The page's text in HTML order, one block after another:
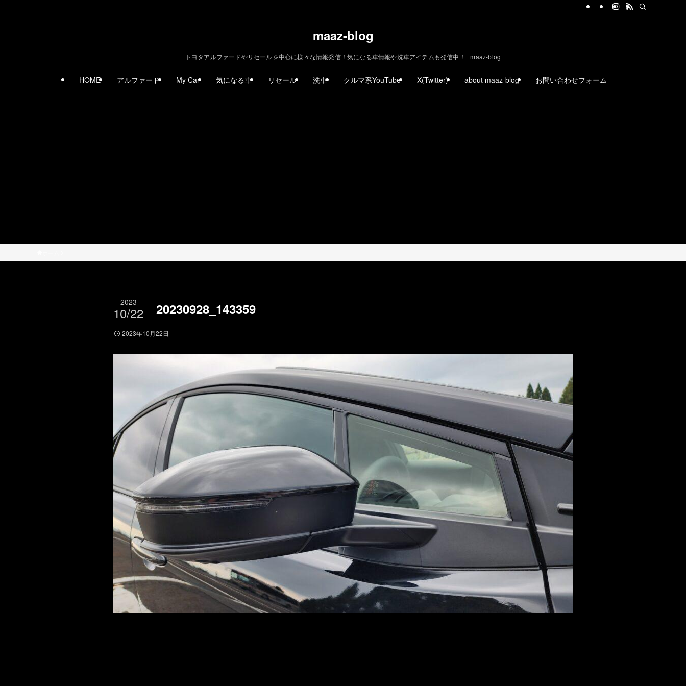
maaz-blog
トヨタアルファードやリセールを中心に様々な情報発信！気になる車情報や洗車アイテムも発信中！ | maaz-blog
HOME アルファード My Car 気になる車 リセール 洗車 クルマ系YouTube X(Twitter) about maaz-blog お問い合わせフォーム
20230928_143359
2023
10/22
2023年10月22日